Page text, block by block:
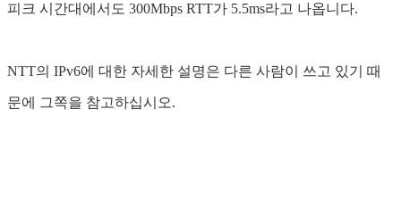
피크 시간대에서도 300Mbps RTT가 5.5ms라고 나옵니다.
NTT의 IPv6에 대한 자세한 설명은 다른 사람이 쓰고 있기 때
문에 그쪽을 참고하십시오.